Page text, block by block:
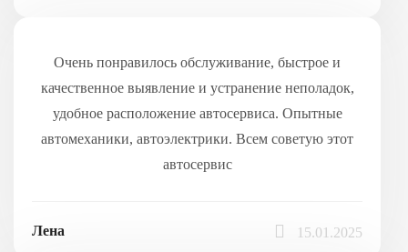
Очень понравилось обслуживание, быстрое и
качественное выявление и устранение неполадок,
удобное расположение автосервиса. Опытные
автомеханики, автоэлектрики. Всем советую этот
автосервис
Лена 15.01.2025